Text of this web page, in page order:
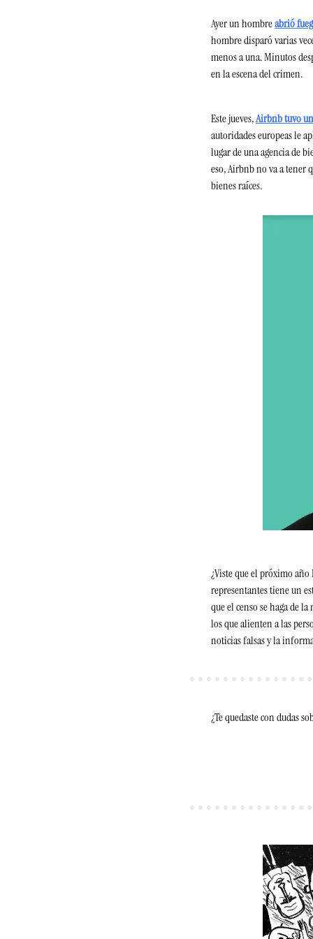
Ayer un hombre abrió
hombre disparó varias
menos a una. Minutos
en la escena del crimen.
Este jueves, Airbnb tuvo
autoridades europeas le
lugar de una agencia de
eso, Airbnb no va a tener
bienes raíces.
¿Viste que el próximo año
representantes tiene un
que el censo se haga de
los que alienten a las
noticias falsas y la
¿Te quedaste con dudas